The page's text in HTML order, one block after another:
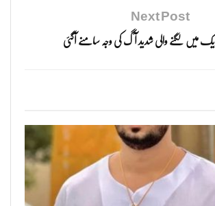
Next Post
میں لگنے والی شدید آگ کی وجہ سامنے آگئی